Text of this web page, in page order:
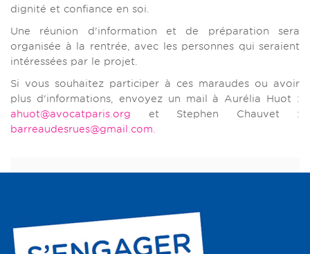
dignité et confiance en soi.
Une réunion d'information et de préparation sera
organisée à la rentrée, avec les personnes qui seraient
intéressées par le projet.
Si vous souhaitez participer à ces maraudes ou avoir
plus d'informations, envoyez un mail à Aurélia Huot :
ahuot@avocatparis.org et Stephen Chauvet :
barreaudesrues@gmail.com